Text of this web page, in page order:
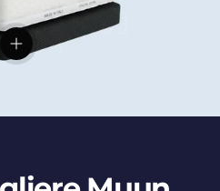
Visualizza dettagli